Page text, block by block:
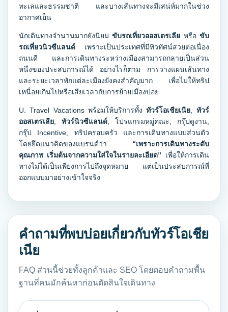
ทะเลและธรรมชาติ และบางเส้นทางจะมีเสน่ห์มากในช่วง
อากาศเย็น
นักเดินทางจำนวนมากยังนิยม ขับรถเที่ยวออสเตรเลีย หรือ ขับ
รถเที่ยวนิวซีแลนด์
ถนนดี และการเดินทางระหว่างเมืองสามารถกลายเป็นส่วน
หนึ่งของประสบการณ์ได้ อย่างไรก็ตาม การวางแผนเส้นทาง
และระยะเวลาพักแต่ละเมืองยังคงสำคัญมาก เพื่อไม่ให้ทริป
เหนื่อยเกินไปหรือเสียเวลากับการย้ายเมืองบ่อย
U. Travel Vacations พร้อมให้บริการทั้ง ทัวร์โอเชียเนีย, ทัวร์
ออสเตรเลีย, ทัวร์นิวซีแลนด์, โปรแกรมหมู่คณะ, กรุ๊ปดูงาน,
กรุ๊ป Incentive, ทริปครอบครัว และการเดินทางแบบส่วนตัว
โดยยึดแนวคิดของแบรนด์ว่า “เพราะการเดินทางระดับ
คุณภาพ เริ่มต้นจากความใส่ใจในรายละเอียด”
ทางไม่ได้เป็นเพียงการไปถึงจุดหมาย แต่เป็นประสบการณ์ที่
ออกแบบมาอย่างเข้าใจจริง
คำถามที่พบบ่อยเกี่ยวกับทัวร์โอเชีย
เนีย
FAQ ส่วนนี้ช่วยทั้งลูกค้าและ SEO โดยตอบคำถามพื้น
ฐานที่คนมักค้นหาก่อนตัดสินใจเดินทาง